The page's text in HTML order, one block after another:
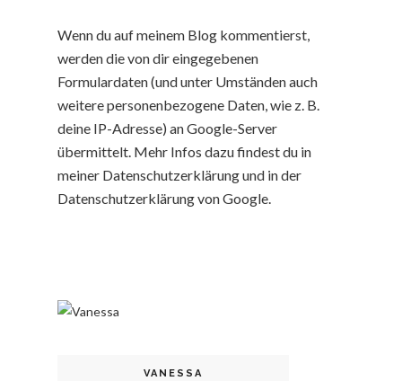
Wenn du auf meinem Blog kommentierst,
werden die von dir eingegebenen
Formulardaten (und unter Umständen auch
weitere personenbezogene Daten, wie z. B.
deine IP-Adresse) an Google-Server
übermittelt. Mehr Infos dazu findest du in
meiner Datenschutzerklärung und in der
Datenschutzerklärung von Google.
VANESSA